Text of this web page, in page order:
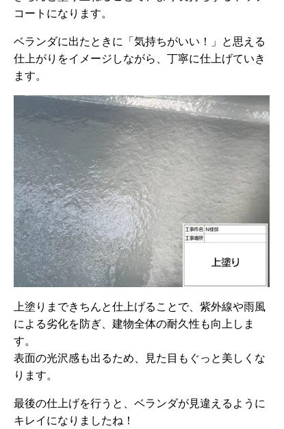
コートになります。
ベランダに出たときに「気持ちがいい！」と思える
仕上がりをイメージしながら、丁寧に仕上げていき
ます。
上塗りまできちんと仕上げることで、紫外線や雨風
による劣化を防ぎ、建物全体の耐久性も向上しま
す。
表面の光沢感も出るため、見た目もぐっと美しくな
ります。
最後の仕上げを行うと、ベランダが見違えるように
キレイになりましたね！